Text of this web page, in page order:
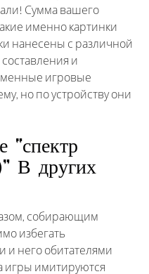
Сумма вашего
именно картинки
нанесены с различной
составления и
игровые
но по устройству они
“спектр
В других
собирающим
избегать
и него обитателями
игры имитируются